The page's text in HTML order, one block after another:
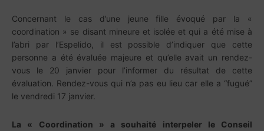
Concernant le cas d’une jeune fille évoqué par la «
coordination » se disant mineure et isolée et qui a été mise à
l’abri par l’Espelido, il est possible d’indiquer que cette
personne a été évaluée majeure et qu’elle avait un rendez-
vous le 20 janvier pour l’informer du résultat de cette
évaluation. Rendez-vous qui n’a pas eu lieu car elle a “fugué”
le vendredi 17 janvier.
La « Coordination » a souhaité interpeler le Conseil